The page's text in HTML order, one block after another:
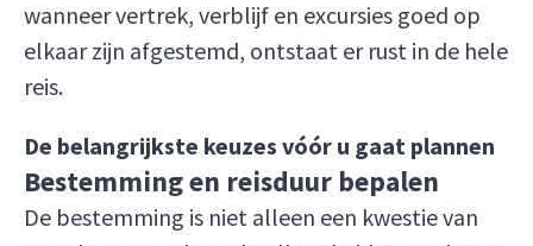
wanneer vertrek, verblijf en excursies goed op
elkaar zijn afgestemd, ontstaat er rust in de hele
reis.
De belangrijkste keuzes vóór u gaat plannen
Bestemming en reisduur bepalen
De bestemming is niet alleen een kwestie van